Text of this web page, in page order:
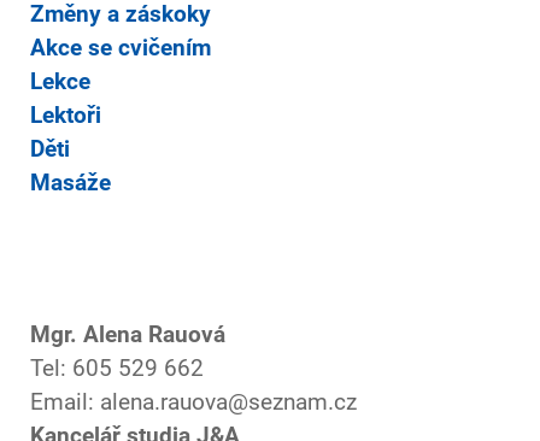
Změny a záskoky
Akce se cvičením
Lekce
Lektoři
Děti
Masáže
Mgr. Alena Rauová
Tel: 605 529 662
Email: alena.rauova@seznam.cz